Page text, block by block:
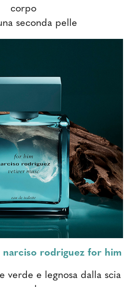
corpo
seconda pelle
narciso rodriguez for him
verde e legnosa dalla scia